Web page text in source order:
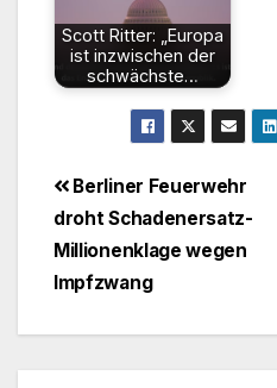
Scott Ritter: „Europa
ist inzwischen der
schwächste…
Berliner Feuerwehr
droht Schadenersatz-
Millionenklage wegen
Impfzwang